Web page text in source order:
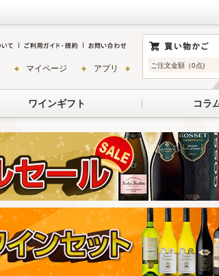
ご注文金額（0点)
マイページ アプリ
ワインギフト コラ